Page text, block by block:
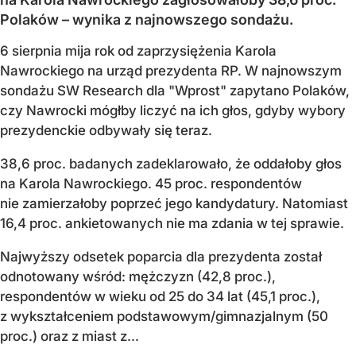
Polaków – wynika z najnowszego sondażu.
6 sierpnia mija rok od zaprzysiężenia Karola
Nawrockiego na urząd prezydenta RP. W najnowszym
sondażu SW Research dla "Wprost" zapytano Polaków,
czy Nawrocki mógłby liczyć na ich głos, gdyby wybory
prezydenckie odbywały się teraz.
38,6 proc. badanych zadeklarowało, że oddałoby głos
na Karola Nawrockiego. 45 proc. respondentów
nie zamierzałoby poprzeć jego kandydatury. Natomiast
16,4 proc. ankietowanych nie ma zdania w tej sprawie.
Najwyższy odsetek poparcia dla prezydenta został
odnotowany wśród: mężczyzn (42,8 proc.),
respondentów w wieku od 25 do 34 lat (45,1 proc.),
z wykształceniem podstawowym/gimnazjalnym (50
proc.) oraz z miast z...